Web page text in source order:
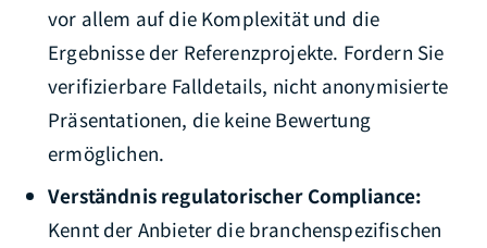
vor allem auf die Komplexität und die
Ergebnisse der Referenzprojekte. Fordern Sie
verifizierbare Falldetails, nicht anonymisierte
Präsentationen, die keine Bewertung
ermöglichen.
Verständnis regulatorischer Compliance:
Kennt der Anbieter die branchenspezifischen